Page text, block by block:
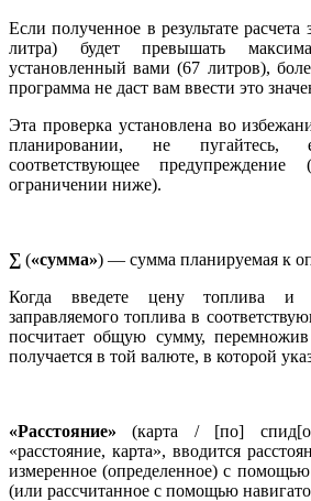
Если полученное в результате расчета
литра) будет превышать
установленный вами (67 литров),
программа не даст вам ввести это
Эта проверка установлена во
планировании, не
соответствующее
ограничении ниже).
∑ («сумма») — сумма планируемая к
Когда введете цену топлива и
заправляемого топлива в
посчитает общую сумму,
получается в той валюте, в которой
«Расстояние» (карта / [по]
«расстояние, карта», вводится
измеренное (определенное) с
(или рассчитанное с помощью